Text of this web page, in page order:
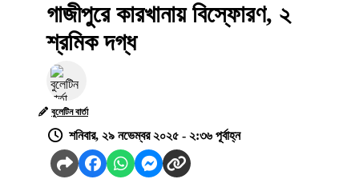
গাজীপুরে কারখানায় বিস্ফোরণ, ২
শ্রমিক দগ্ধ
বুলেটিন বার্তা
শনিবার, ২৯ নভেম্বর ২০২৫ - ২:৩৬ পূর্বাহ্ন